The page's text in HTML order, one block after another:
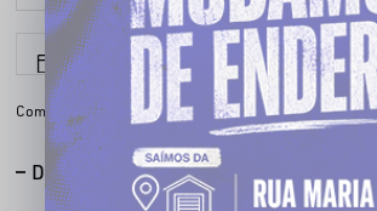
Parcele em até 6x sem juros
Compartilhe:
DESCRIÇÃO COMPLETA